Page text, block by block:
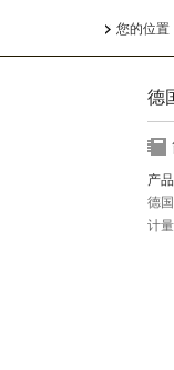
您的位置
德
产
德
计